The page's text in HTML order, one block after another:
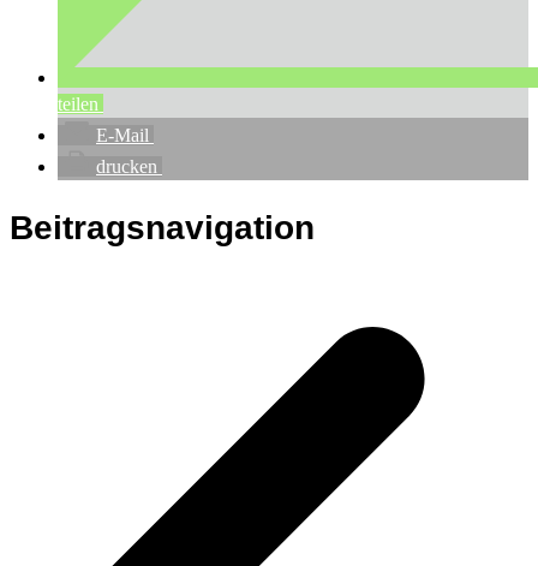
teilen
E-Mail
drucken
Beitragsnavigation